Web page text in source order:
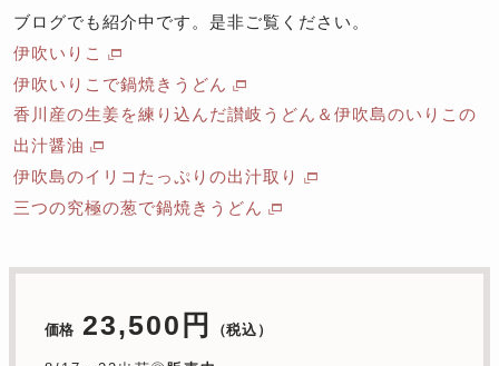
ブログでも紹介中です。是非ご覧ください。
伊吹いりこ
伊吹いりこで鍋焼きうどん
香川産の生姜を練り込んだ讃岐うどん＆伊吹島のいりこの
出汁醤油
伊吹島のイリコたっぷりの出汁取り
三つの究極の葱で鍋焼きうどん
価格 23,500円 （税込）